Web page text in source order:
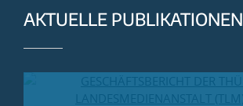
AKTUELLE PUBLIKATIONEN